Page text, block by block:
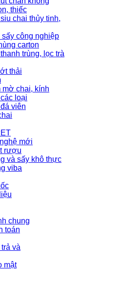
thiếc
chai thủy tinh,
sấy công nghiệp
carton
trùng, lọc trà
thải
mờ chai, kính
loại
viên
mới
rượu
và sấy khô thực
viba
chung
toán
và
mật